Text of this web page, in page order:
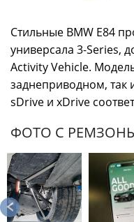
Стильные BMW Е84
универсала 3-Series,
Activity Vehicle.
заднеприводном, так
sDrive и xDrive
ФОТО С